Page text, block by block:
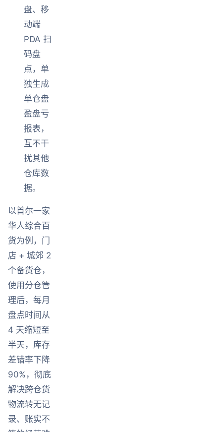
盘、移
动端
PDA 扫
码盘
点，单
独生成
单仓盘
盈盘亏
报表，
互不干
扰其他
仓库数
据。
以首尔一家
华人综合百
货为例，门
店 + 城郊 2
个备货仓，
使用分仓管
理后，每月
盘点时间从
4 天缩短至
半天，库存
差错率下降
90%，彻底
解决跨仓货
物流转无记
录、账实不